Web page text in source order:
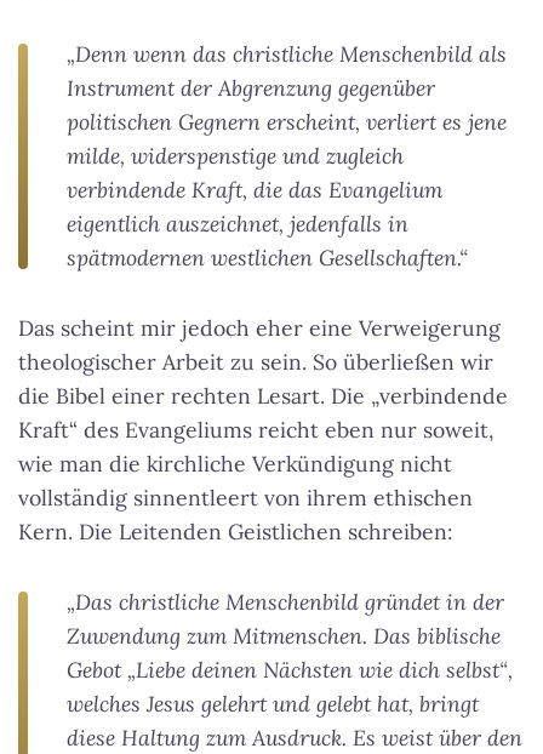
„Denn wenn das christliche Menschenbild als
Instrument der Abgrenzung gegenüber
politischen Gegnern erscheint, verliert es jene
milde, widerspenstige und zugleich
verbindende Kraft, die das Evangelium
eigentlich auszeichnet, jedenfalls in
spätmodernen westlichen Gesellschaften.“
Das scheint mir jedoch eher eine Verweigerung
theologischer Arbeit zu sein. So überließen wir
die Bibel einer rechten Lesart. Die „verbindende
Kraft“ des Evangeliums reicht eben nur soweit,
wie man die kirchliche Verkündigung nicht
vollständig sinnentleert von ihrem ethischen
Kern. Die Leitenden Geistlichen schreiben:
„Das christliche Menschenbild gründet in der
Zuwendung zum Mitmenschen. Das biblische
Gebot „Liebe deinen Nächsten wie dich selbst“,
welches Jesus gelehrt und gelebt hat, bringt
diese Haltung zum Ausdruck. Es weist über den